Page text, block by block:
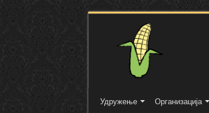
Удружење Организација